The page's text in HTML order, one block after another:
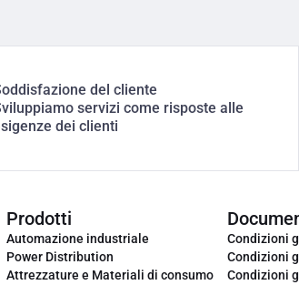
del cliente
servizi come risposte alle
dei clienti
Prodotti
Automazione industriale
Power Distribution
Attrezzature e Materiali di consumo
Condizioni
Condizioni
Condizioni